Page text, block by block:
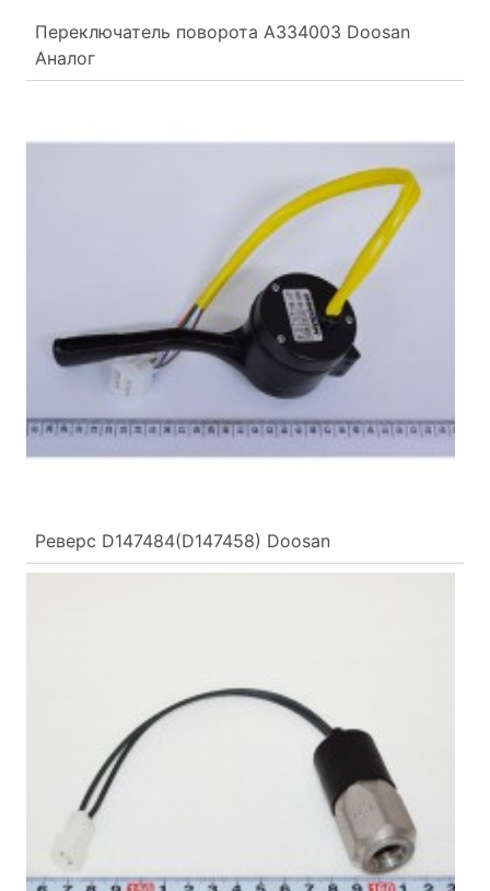
Переключатель поворота A334003 Doosan
Аналог
Реверс D147484(D147458) Doosan